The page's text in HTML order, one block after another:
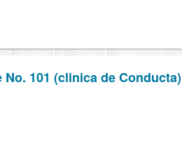
101 (clinica de Conducta)